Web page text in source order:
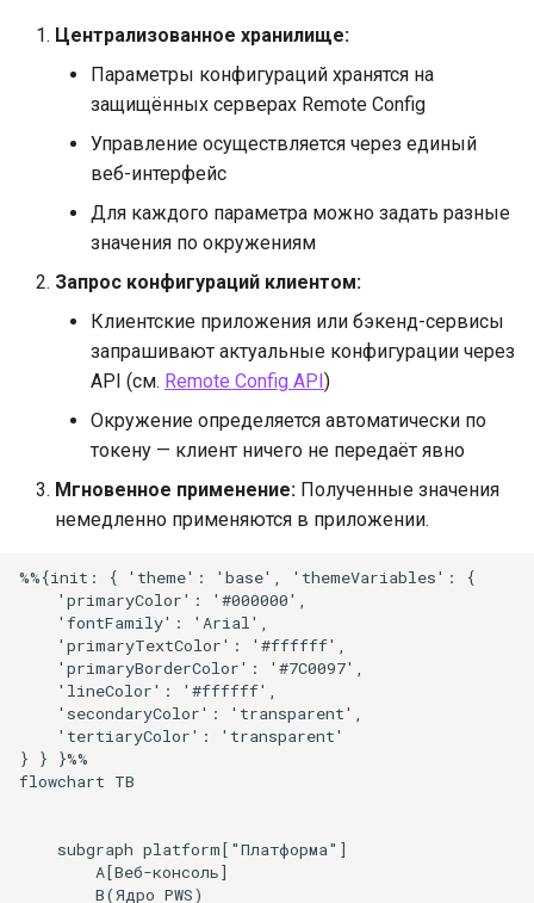
Централизованное хранилище:
Параметры конфигураций хранятся на
защищённых серверах Remote Config
Управление осуществляется через единый
веб-интерфейс
Для каждого параметра можно задать разные
значения по окружениям
Запрос конфигураций клиентом:
Клиентские приложения или бэкенд-сервисы
запрашивают актуальные конфигурации через
API (см. Remote Config API )
Окружение определяется автоматически по
токену — клиент ничего не передаёт явно
Мгновенное применение: Полученные значения
немедленно применяются в приложении.
%%{init: { 'theme': 'base', 'themeVariables': {
    'primaryColor': '#000000',
    'fontFamily': 'Arial',
    'primaryTextColor': '#ffffff',
    'primaryBorderColor': '#7C0097',
    'lineColor': '#ffffff',
    'secondaryColor': 'transparent',
    'tertiaryColor': 'transparent'
} } }%%
flowchart TB
    subgraph platform["Платформа"]
        A[Веб-консоль]
        B(Ядро PWS)